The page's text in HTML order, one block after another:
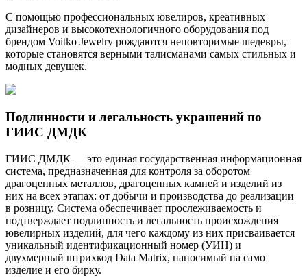
С помощью профессиональных ювелиров, креативных
дизайнеров и высокотехнологичного оборудования под
брендом Voitko Jewelry рождаются неповторимые шедевры,
которые становятся верными талисманами самых стильных и
модных девушек.
Подлинности и легальность украшений по
ГИИС ДМДК
ГИИС ДМДК — это единая государственная информационная
система, предназначенная для контроля за оборотом
драгоценных металлов, драгоценных камней и изделий из
них на всех этапах: от добычи и производства до реализации
в розницу. Система обеспечивает прослеживаемость и
подтверждает подлинность и легальность происхождения
ювелирных изделий, для чего каждому из них присваивается
уникальный идентификационный номер (УИН) и
двухмерный штрихкод Data Matrix, наносимый на само
изделие и его бирку.